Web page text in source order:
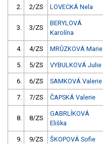
2. 2/ZS LOVECKÁ Nela
3. 3/ZS
BERYLOVÁ
Karolína
4. 4/ZS MRŮZKOVÁ Marie
5. 5/ZS VYBULKOVÁ Julie
6. 6/ZS SAMKOVÁ Valerie
7. 7/ZS ČAPSKÁ Valerie
8. 8/ZS
GABRLÍKOVÁ
Eliška
9. 9/ZS ŠKOPOVÁ Sofie